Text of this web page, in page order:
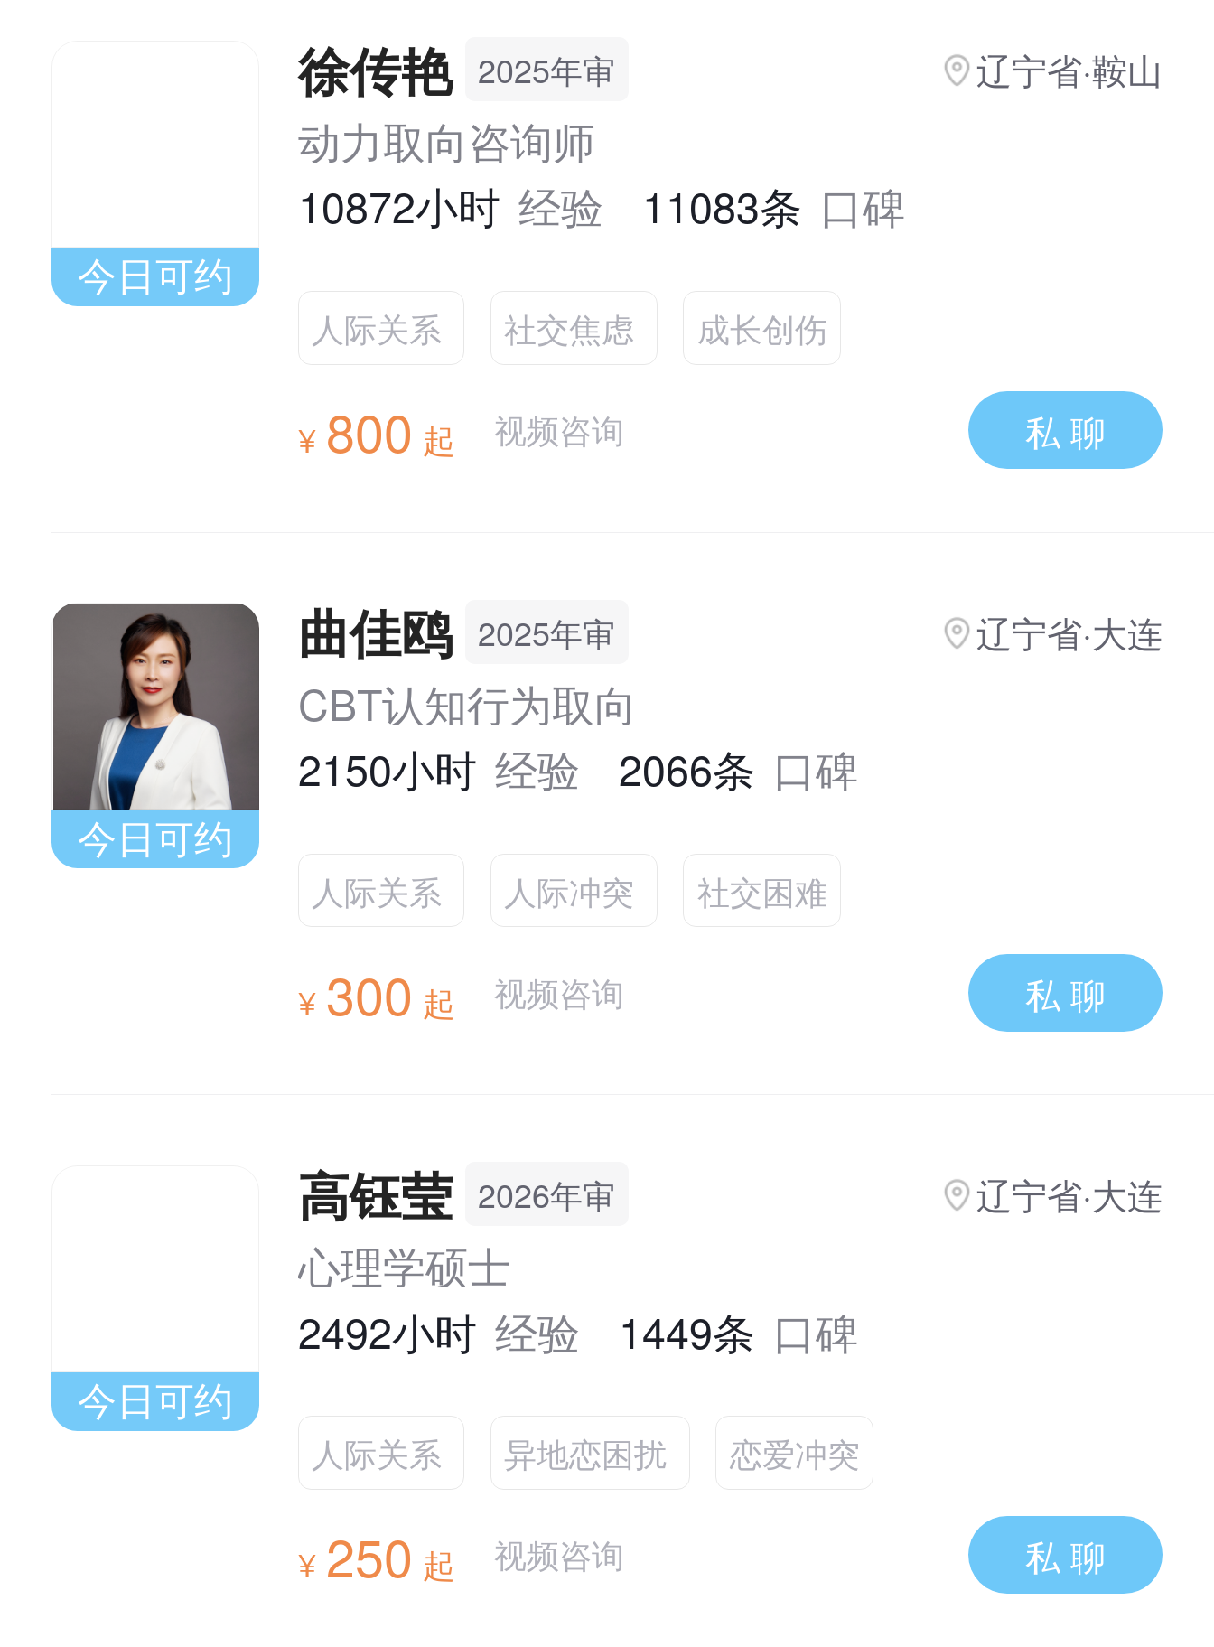
今日可约
徐传艳 2025年审 辽宁省·鞍山
动力取向咨询师
10872小时 经验 11083条 口碑
人际关系 社交焦虑 成长创伤
¥ 800 起 视频咨询 私 聊
今日可约
曲佳鸥 2025年审 辽宁省·大连
CBT认知行为取向
2150小时 经验 2066条 口碑
人际关系 人际冲突 社交困难
¥ 300 起 视频咨询 私 聊
今日可约
高钰莹 2026年审 辽宁省·大连
心理学硕士
2492小时 经验 1449条 口碑
人际关系 异地恋困扰 恋爱冲突
¥ 250 起 视频咨询 私 聊